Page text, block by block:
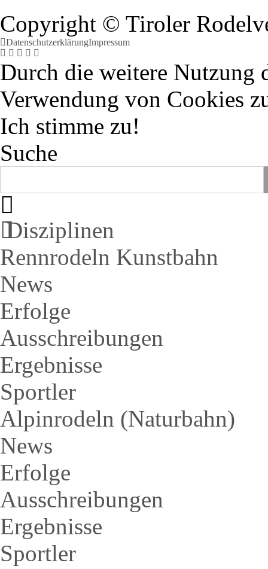
Copyright © Tiroler
DatenschutzerklärungImpressum
Durch die weitere Nutzung
Verwendung von Cookies
Ich stimme zu!
Suche
Disziplinen
Rennrodeln Kunstbahn
News
Erfolge
Ausschreibungen
Ergebnisse
Sportler
Alpinrodeln (Naturbahn)
News
Erfolge
Ausschreibungen
Ergebnisse
Sportler